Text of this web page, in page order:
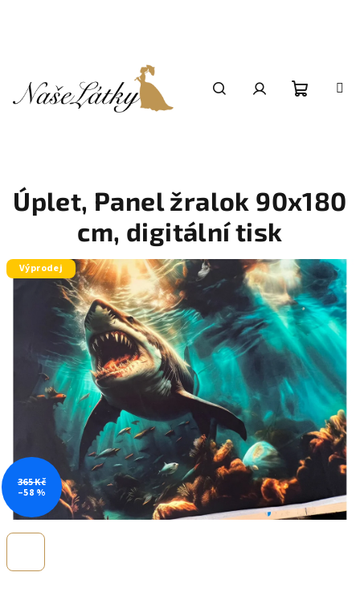
Úplet, Panel žralok 90x180
cm, digitální tisk
Výprodej
365 Kč
–58 %